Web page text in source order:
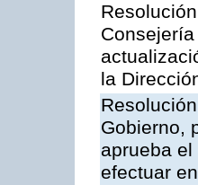
la
Gobierno,
aprueba
efectuar